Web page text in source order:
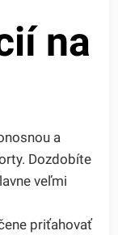
na
a
Dozdobíte
veľmi
priťahovať